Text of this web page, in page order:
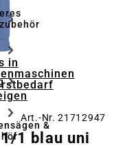
in
&
Art.-Nr. 21712947
1 blau uni